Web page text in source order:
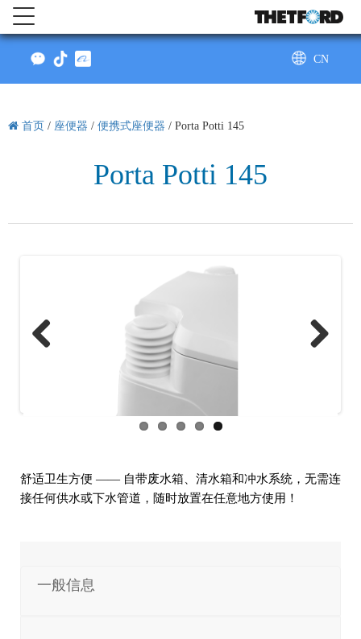
CN
首页 / 座便器 / 便携式座便器 / Porta Potti 145
Porta Potti 145
舒适卫生方便 —— 自带废水箱、清水箱和冲水系统，无需连
接任何供水或下水管道，随时放置在任意地方使用！
一般信息